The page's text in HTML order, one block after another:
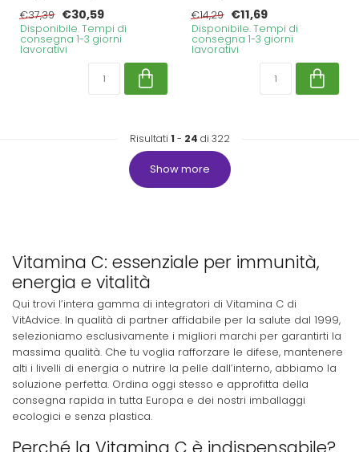
€37,39 €30,59
Disponibile. Tempi di
consegna 1-3 giorni
lavorativi
€14,29 €11,69
Disponibile. Tempi di
consegna 1-3 giorni
lavorativi
Risultati 1 - 24 di 322
Show more
Vitamina C: essenziale per immunità,
energia e vitalità
Qui trovi l’intera gamma di integratori di Vitamina C di
VitAdvice. In qualità di partner affidabile per la salute dal 1999,
selezioniamo esclusivamente i migliori marchi per garantirti la
massima qualità. Che tu voglia rafforzare le difese, mantenere
alti i livelli di energia o nutrire la pelle dall’interno, abbiamo la
soluzione perfetta. Ordina oggi stesso e approfitta della
consegna rapida in tutta Europa e dei nostri imballaggi
ecologici e senza plastica.
Perché la Vitamina C è indispensabile?